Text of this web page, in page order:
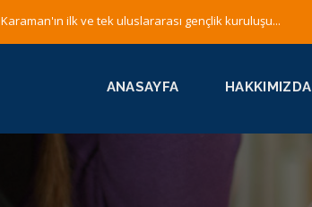
ANASAYFA HAKKIMIZDA
Karaman'ın ilk ve tek uluslararası gençlik kuruluşu...